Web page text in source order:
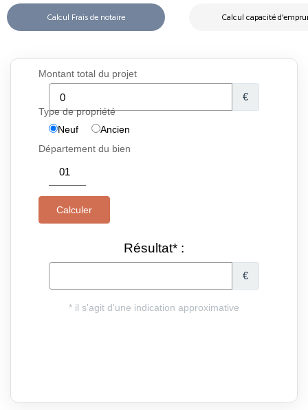
Calcul Frais de notaire Calcul capacité